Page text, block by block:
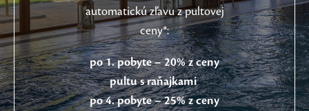
automatickú zľavu z pultovej
ceny*:
po 1. pobyte – 20% z ceny
pultu s raňajkami
po 4. pobyte – 25% z ceny